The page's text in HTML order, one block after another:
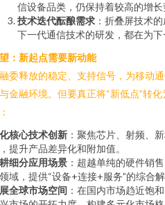
信设备品类，仍保持着较高的增长
技术迭代酝酿需求 ：折叠屏技术
下一代通信技术的研发，都在为下
：新起点需要新动能
委释放的稳定、支持信号，为移动
金融环境。但要真正将“新低点”转
核心技术创新 ：聚焦芯片、射频、
提升产品差异化和附加值。
细分应用场景 ：超越单纯的硬件销
域，提供“设备+连接+服务”的综合解
全球市场空间 ：在国内市场趋近饱